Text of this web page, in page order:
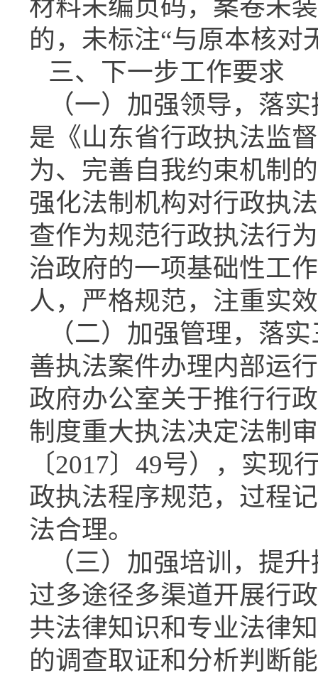
材料未编页码，案卷未
的，未标注“与原本核对
三、下一步工作要求
（一）加强领导，落
是《山东省行政执法监
为、完善自我约束机制
强化法制机构对行政执
查作为规范行政执法行
治政府的一项基础性工
人，严格规范，注重实
（二）加强管理，落
善执法案件办理内部运
政府办公室关于推行行
制度重大执法决定法制
〔2017〕49号），实现
政执法程序规范，过程
法合理。
（三）加强培训，提
过多途径多渠道开展行
共法律知识和专业法律
的调查取证和分析判断